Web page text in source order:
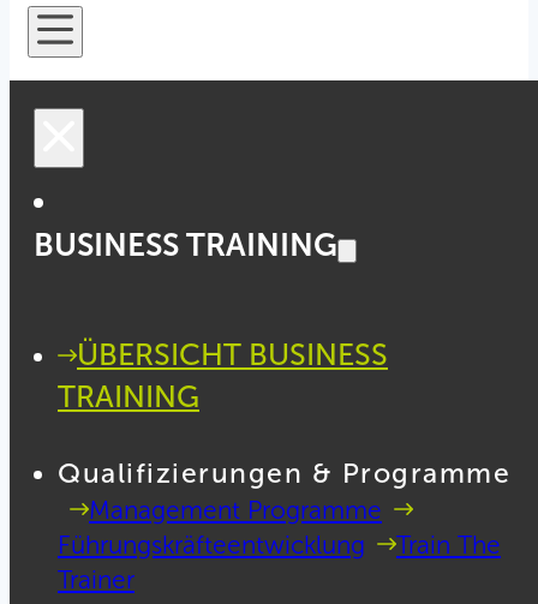
BUSINESS TRAINING
ÜBERSICHT BUSINESS
TRAINING
Qualifizierungen & Programme
Management Programme
Führungskräfteentwicklung
Train The
Trainer